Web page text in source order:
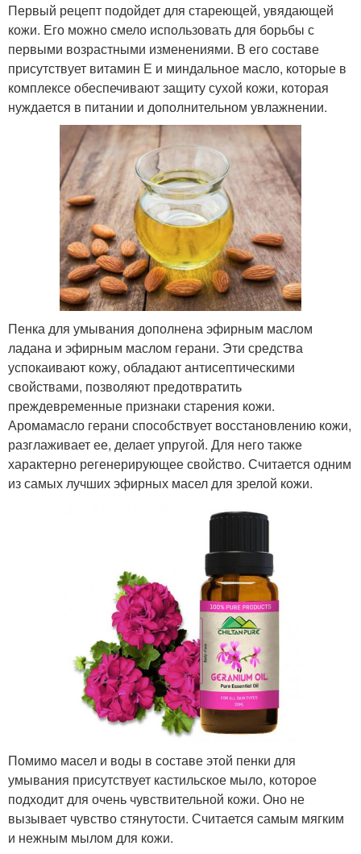
Первый рецепт подойдет для стареющей, увядающей
кожи. Его можно смело использовать для борьбы с
первыми возрастными изменениями. В его составе
присутствует витамин Е и миндальное масло, которые в
комплексе обеспечивают защиту сухой кожи, которая
нуждается в питании и дополнительном увлажнении.
Пенка для умывания дополнена эфирным маслом
ладана и эфирным маслом герани. Эти средства
успокаивают кожу, обладают антисептическими
свойствами, позволяют предотвратить
преждевременные признаки старения кожи.
Аромамасло герани способствует восстановлению кожи,
разглаживает ее, делает упругой. Для него также
характерно регенерирующее свойство. Считается одним
из самых лучших эфирных масел для зрелой кожи.
Помимо масел и воды в составе этой пенки для
умывания присутствует кастильское мыло, которое
подходит для очень чувствительной кожи. Оно не
вызывает чувство стянутости. Считается самым мягким
и нежным мылом для кожи.